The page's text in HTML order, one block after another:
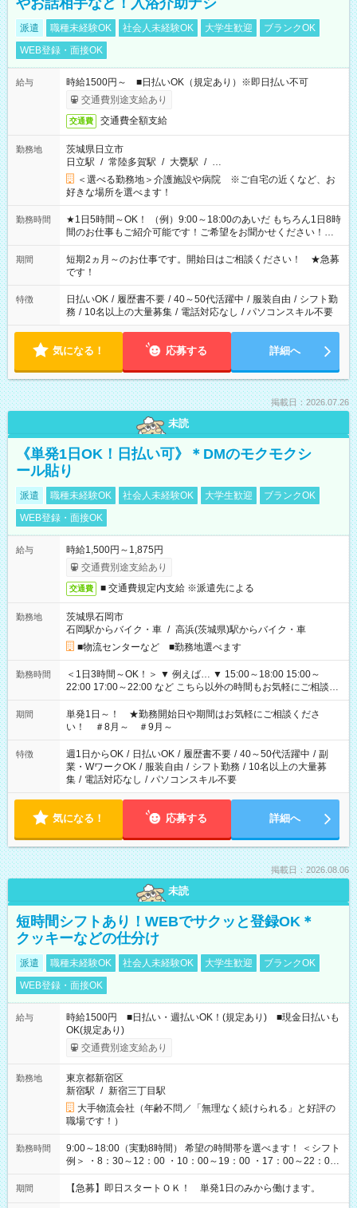
やお話相手など！入浴介助ナシ
派遣 職種未経験OK 社会人未経験OK 大学生歓迎
ブランクOK
WEB登録・面接OK
給与
時給1500円～ ■日払いOK（規定あり）※即日払い不可
交通費別途支給あり
交通費 交通費全額支給
勤務地
茨城県日立市
日立駅 / 常陸多賀駅 / 大甕駅 / …
＜選べる勤務地＞介護施設や病院 ※ご自宅の近くなど、お
好きな場所を選べます！
勤務時間
★1日5時間～OK！ （例）9:00～18:00のあいだ もちろん1日8時
間のお仕事もご紹介可能です！ご希望をお聞かせください！★
家庭の都合でお休みが必要な場合も遠慮なくご相談ください。
※週最低15時間以上の勤務が必要です
期間
短期2ヵ月～のお仕事です。開始日はご相談ください！ ★急募
です！
特徴 日払いOK / 履歴書不要 / 40～50代活躍中 / 服装自由 / シフト勤
務 / 10名以上の大量募集 / 電話対応なし / パソコンスキル不要
気になる！ 応募する 詳細へ
掲載日：2026.07.26
未読
《単発1日OK！日払い可》＊DMのモクモクシ
ール貼り
派遣 職種未経験OK 社会人未経験OK 大学生歓迎
ブランクOK
WEB登録・面接OK
給与
時給1,500円～1,875円
交通費別途支給あり
交通費 ■ 交通費規定内支給 ※派遣先による
勤務地
茨城県石岡市
石岡駅からバイク・車 / 高浜(茨城県)駅からバイク・車
■物流センターなど ■勤務地選べます
勤務時間
＜1日3時間～OK！＞ ▼ 例えば… ▼ 15:00～18:00 15:00～
22:00 17:00～22:00 など こちら以外の時間もお気軽にご相談く
ださい！
期間
単発1日～！ ★勤務開始日や期間はお気軽にご相談くださ
い！ ＃8月～ ＃9月～
特徴 週1日からOK / 日払いOK / 履歴書不要 / 40～50代活躍中 / 副
業・WワークOK / 服装自由 / シフト勤務 / 10名以上の大量募
集 / 電話対応なし / パソコンスキル不要
気になる！ 応募する 詳細へ
掲載日：2026.08.06
未読
短時間シフトあり！WEBでサクッと登録OK＊
クッキーなどの仕分け
派遣 職種未経験OK 社会人未経験OK 大学生歓迎
ブランクOK
WEB登録・面接OK
給与
時給1500円 ■日払い・週払いOK！(規定あり) ■現金日払いも
OK(規定あり)
交通費別途支給あり
勤務地
東京都新宿区
新宿駅 / 新宿三丁目駅
大手物流会社（年齢不問／「無理なく続けられる」と好評の
職場です！）
勤務時間
9:00～18:00（実動8時間） 希望の時間帯を選べます！ ＜シフト
例＞ ・8：30～12：00 ・10：00～19：00 ・17：00～22：00
・13：00～22：00 ・22：00～翌6：00 など
期間 【急募】即日スタートＯＫ！ 単発1日のみから働けます。